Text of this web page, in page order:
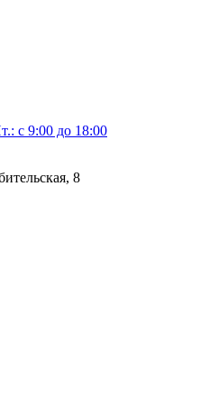
с 9:00 до 18:00
8